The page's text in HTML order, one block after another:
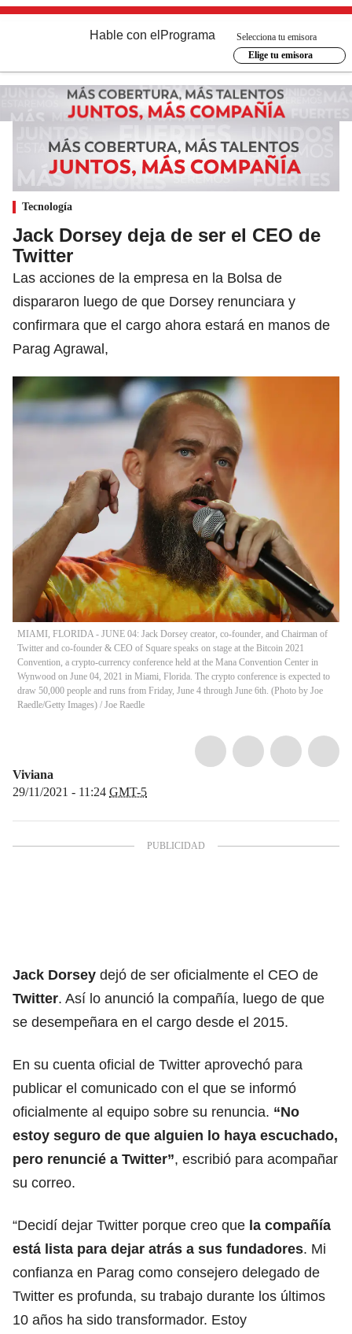
Hable con el Programa
Selecciona tu emisora
Elige tu emisora
Tecnología
Jack Dorsey deja de ser el CEO de
Twitter
Las acciones de la empresa en la Bolsa de
dispararon luego de que Dorsey renunciara y
confirmara que el cargo ahora estará en manos de
Parag Agrawal,
MIAMI, FLORIDA - JUNE 04: Jack Dorsey creator, co-founder, and Chairman of
Twitter and co-founder & CEO of Square speaks on stage at the Bitcoin 2021
Convention, a crypto-currency conference held at the Mana Convention Center in
Wynwood on June 04, 2021 in Miami, Florida. The crypto conference is expected to
draw 50,000 people and runs from Friday, June 4 through June 6th. (Photo by Joe
Raedle/Getty Images) / Joe Raedle
Viviana
29/11/2021 - 11:24 GMT-5
Jack Dorsey dejó de ser oficialmente el CEO de
Twitter. Así lo anunció la compañía, luego de que
se desempeñara en el cargo desde el 2015.
En su cuenta oficial de Twitter aprovechó para
publicar el comunicado con el que se informó
oficialmente al equipo sobre su renuncia. “No
estoy seguro de que alguien lo haya escuchado,
pero renuncié a Twitter”, escribió para acompañar
su correo.
“Decidí dejar Twitter porque creo que la compañía
está lista para dejar atrás a sus fundadores. Mi
confianza en Parag como consejero delegado de
Twitter es profunda, su trabajo durante los últimos
10 años ha sido transformador. Estoy